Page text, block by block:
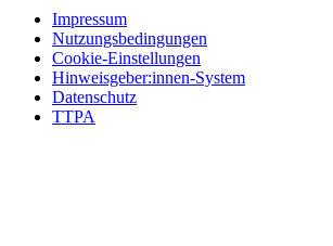
Impressum
Nutzungsbedingungen
Cookie-Einstellungen
Hinweisgeber:innen-System
Datenschutz
TTPA